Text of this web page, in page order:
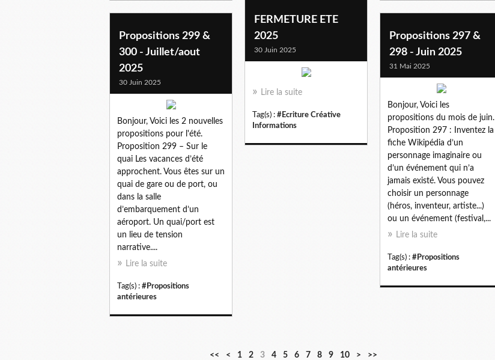
FERMETURE ETE
2025
30 Juin 2025
Lire la suite
Tag(s) : #Ecriture Créative
Informations
Propositions 299 &
300 - Juillet/aout
2025
30 Juin 2025
Bonjour, Voici les 2 nouvelles
propositions pour l'été.
Proposition 299 – Sur le
quai Les vacances d’été
approchent. Vous êtes sur un
quai de gare ou de port, ou
dans la salle
d’embarquement d’un
aéroport. Un quai/port est
un lieu de tension
narrative....
Lire la suite
Tag(s) : #Propositions
antérieures
Propositions 297 &
298 - Juin 2025
31 Mai 2025
Bonjour, Voici les
propositions du mois de juin.
Proposition 297 : Inventez la
fiche Wikipédia d’un
personnage imaginaire ou
d’un événement qui n’a
jamais existé. Vous pouvez
choisir un personnage
(héros, inventeur, artiste...)
ou un événement (festival,...
Lire la suite
Tag(s) : #Propositions
antérieures
<< < 1 2 3 4 5 6 7 8 9 10 2
3
4
5
6
7
8
9
1
2
3
4
5
> >>